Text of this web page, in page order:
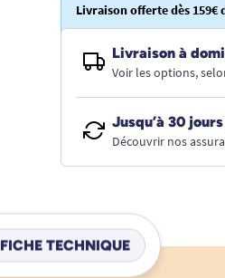
Livraison offerte dès
Livraison à
Voir les options,
Jusqu’à 30
Découvrir nos
FICHE TECHNIQUE